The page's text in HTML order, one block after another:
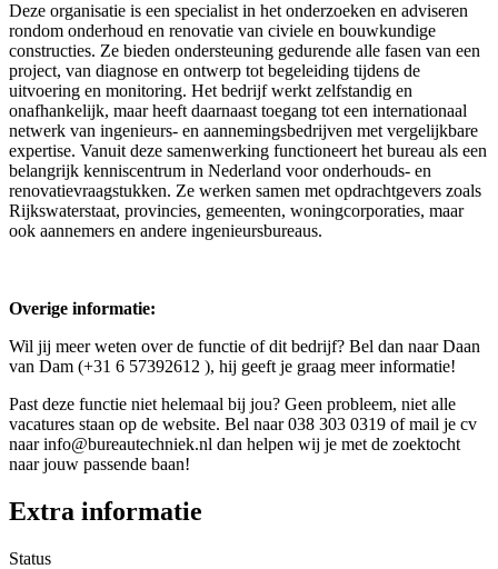
Deze organisatie is een specialist in het onderzoeken en adviseren
rondom onderhoud en renovatie van civiele en bouwkundige
constructies. Ze bieden ondersteuning gedurende alle fasen van een
project, van diagnose en ontwerp tot begeleiding tijdens de
uitvoering en monitoring. Het bedrijf werkt zelfstandig en
onafhankelijk, maar heeft daarnaast toegang tot een internationaal
netwerk van ingenieurs- en aannemingsbedrijven met vergelijkbare
expertise. Vanuit deze samenwerking functioneert het bureau als een
belangrijk kenniscentrum in Nederland voor onderhouds- en
renovatievraagstukken. Ze werken samen met opdrachtgevers zoals
Rijkswaterstaat, provincies, gemeenten, woningcorporaties, maar
ook aannemers en andere ingenieursbureaus.
Overige informatie:
Wil jij meer weten over de functie of dit bedrijf? Bel dan naar Daan
van Dam (+31 6 57392612 ), hij geeft je graag meer informatie!
Past deze functie niet helemaal bij jou? Geen probleem, niet alle
vacatures staan op de website. Bel naar 038 303 0319 of mail je cv
naar info@bureautechniek.nl dan helpen wij je met de zoektocht
naar jouw passende baan!
Extra informatie
Status